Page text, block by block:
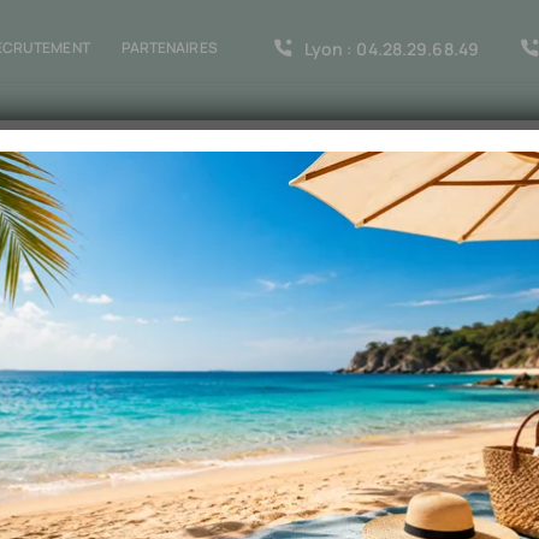
PARTENAIRES Lyon : 04.28.29.68.49
Vous êtes? Prestations
vous faire aimer